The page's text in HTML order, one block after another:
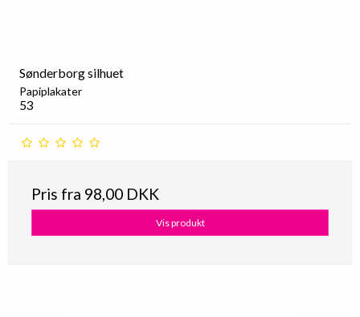
Sønderborg silhuet
Papiplakater
53
Pris fra 98,00 DKK
Vis produkt